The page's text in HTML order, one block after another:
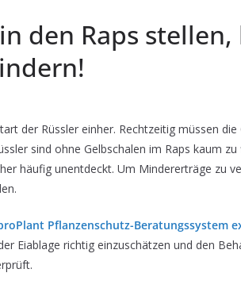
den Raps
der Rüssler einher. Rechtzeitig müssen die
sind ohne Gelbschalen im Raps kaum
häufig unentdeckt. Um Mindererträge zu
Pflanzenschutz-Beratungssystem
Eiablage richtig einzuschätzen und den